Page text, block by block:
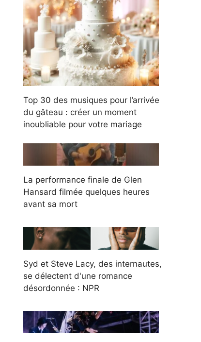
Top 30 des musiques pour l’arrivée
du gâteau : créer un moment
inoubliable pour votre mariage
La performance finale de Glen
Hansard filmée quelques heures
avant sa mort
Syd et Steve Lacy, des internautes,
se délectent d'une romance
désordonnée : NPR